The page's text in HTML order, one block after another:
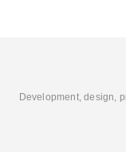
Development, design,